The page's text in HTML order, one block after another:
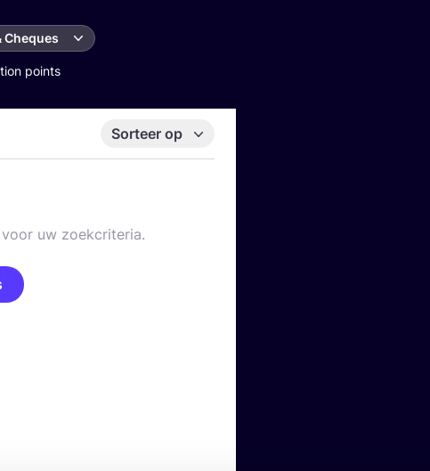
Cheques
points
Sorteer op
uw zoekcriteria.